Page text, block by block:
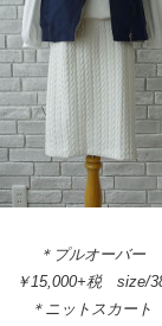
＊プルオーバー
￥15,000+税 size/
＊ニットスカート